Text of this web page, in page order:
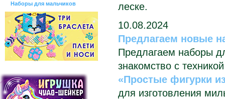
Наборы для мальчиков
леске.
10.08.2024
Предлагаем новые
Предлагаем наборы
знакомство с
«Простые фигурки
для изготовления